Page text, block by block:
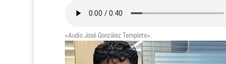
«Audio José González Templete».